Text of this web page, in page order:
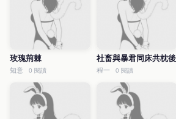
玫瑰荊棘
知意 0 閱讀
社畜與暴君同床共枕後
程一 0 閱讀